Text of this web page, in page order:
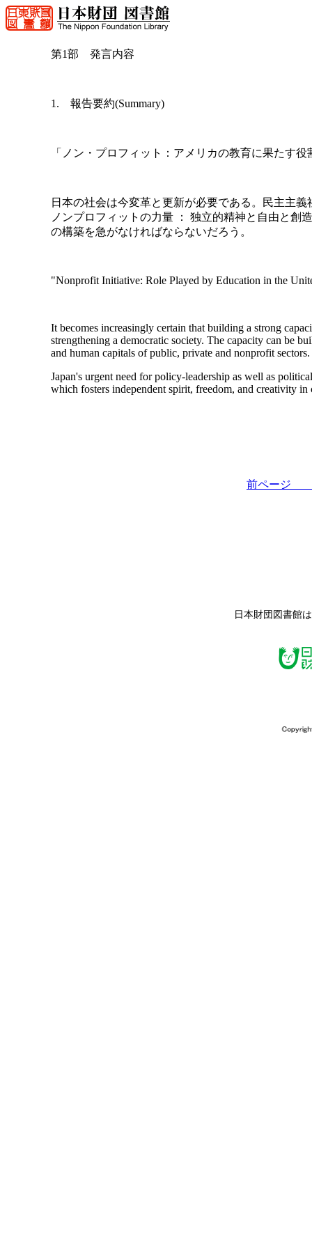
第1部 発言内容
1. 報告要約(Summary)
「ノン・プロフィット：アメリカの教育に果たす役
日本の社会は今変革と更新が必要である。民主主
ノンプロフィットの力量 ： 独立的精神と自由と創
の構築を急がなければならないだろう。
"Nonprofit Initiative: Role Played by Education in the
It becomes increasingly certain that building a strong
strengthening a democratic society. The capacity can be
and human capitals of public, private and nonprofit sectors.
Japan's urgent need for policy-leadership as well as
which fosters independent spirit, freedom, and creativity in
前ペー
日本財団図書館